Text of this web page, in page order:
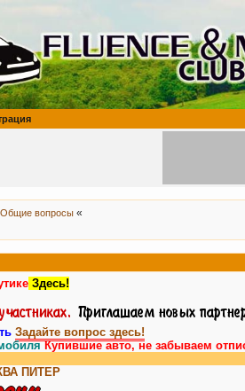
Общие вопросы «
Здесь!
Задайте вопрос здесь!
Купившие авто, не забываем
ПИТЕР